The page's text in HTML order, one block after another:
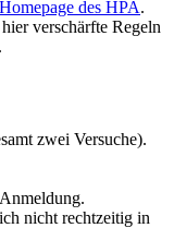
Homepage des HPA.
verschärfte Regeln
.
zwei Versuche).
nicht rechtzeitig in